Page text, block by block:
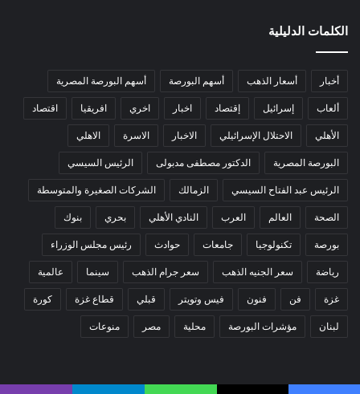
الكلمات الدليلية
أخبار أسعار الذهب أسهم البورصة أسهم البورصة المصرية
ألعاب إسرائيل إقتصاد اخبار اخري افريقيا اقتصاد
الأهلي الاحتلال الإسرائيلي الاخبار الاسرة الاهلي
البورصة المصرية الدكتور مصطفى مدبولى الرئيس السيسي
الرئيس عبد الفتاح السيسي الزمالك الشركات الصغيرة والمتوسطة
الصحة العالم العرب النادي الأهلي بحري بنوك
بورصة تكنولوجيا جامعات حوادث رئيس مجلس الوزراء
رياضة سعر الجنيه الذهب سعر جرام الذهب سينما عالمية
غزة فن فنون فيس وتويتر قبلي قطاع غزة كورة
لبنان مؤشرات البورصة محلية مصر منوعات